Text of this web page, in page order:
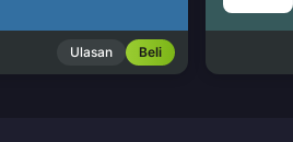
Ulasan Beli